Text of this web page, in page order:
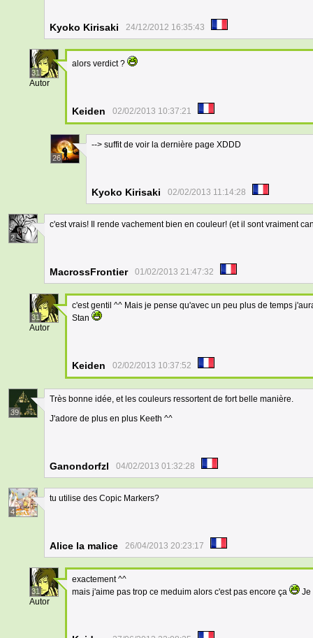
Kyoko Kirisaki 24/12/2012 16:35:43
31
Autor
alors verdict ?
Keiden 02/02/2013 10:37:21
26
--> suffit de voir la dernière page XDDD
Kyoko Kirisaki 02/02/2013 11:14:28
2
c'est vrais! Il rende vachement bien en couleur! (et il sont vraiment
MacrossFrontier 01/02/2013 21:47:32
31
Autor
c'est gentil ^^ Mais je pense qu'avec un peu plus de temps
Stan
Keiden 02/02/2013 10:37:52
39
Très bonne idée, et les couleurs ressortent de fort belle manière.
J'adore de plus en plus Keeth ^^
Ganondorfzl 04/02/2013 01:32:28
4
tu utilise des Copic Markers?
Alice la malice 26/04/2013 20:23:17
31
Autor
exactement ^^
mais j'aime pas trop ce meduim alors c'est pas encore ça
Je